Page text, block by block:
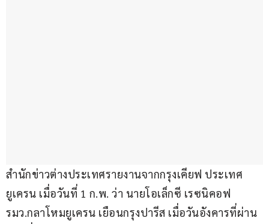
สำนักข่าวต่างประเทศรายงานจากกรุงเคียฟ ประเทศ
ยูเครน เมื่อวันที่ 1 ก.พ. ว่า นายโอเล็กซี เรซนิคอฟ
รมว.กลาโหมยูเครน เยือนกรุงปารีส เมื่อวันอังคารที่ผ่าน